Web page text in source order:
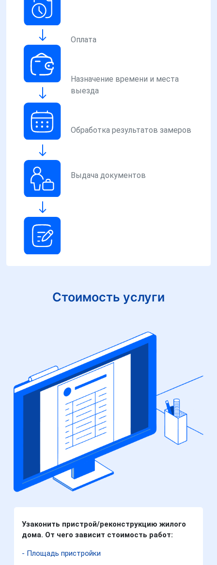
Оплата
Назначение времени и места
выезда
Обработка результатов замеров
Выдача документов
Стоимость услуги
Узаконить пристрой/реконструкцию жилого
дома. От чего зависит стоимость работ:
- Площадь пристройки